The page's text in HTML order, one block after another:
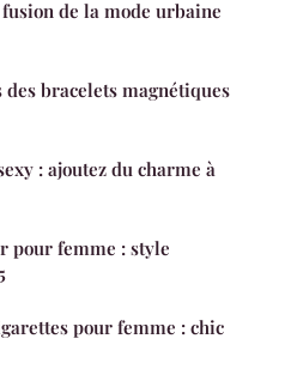
de la mode urbaine
bracelets magnétiques
: ajoutez du charme à
pour femme : style
pour femme : chic